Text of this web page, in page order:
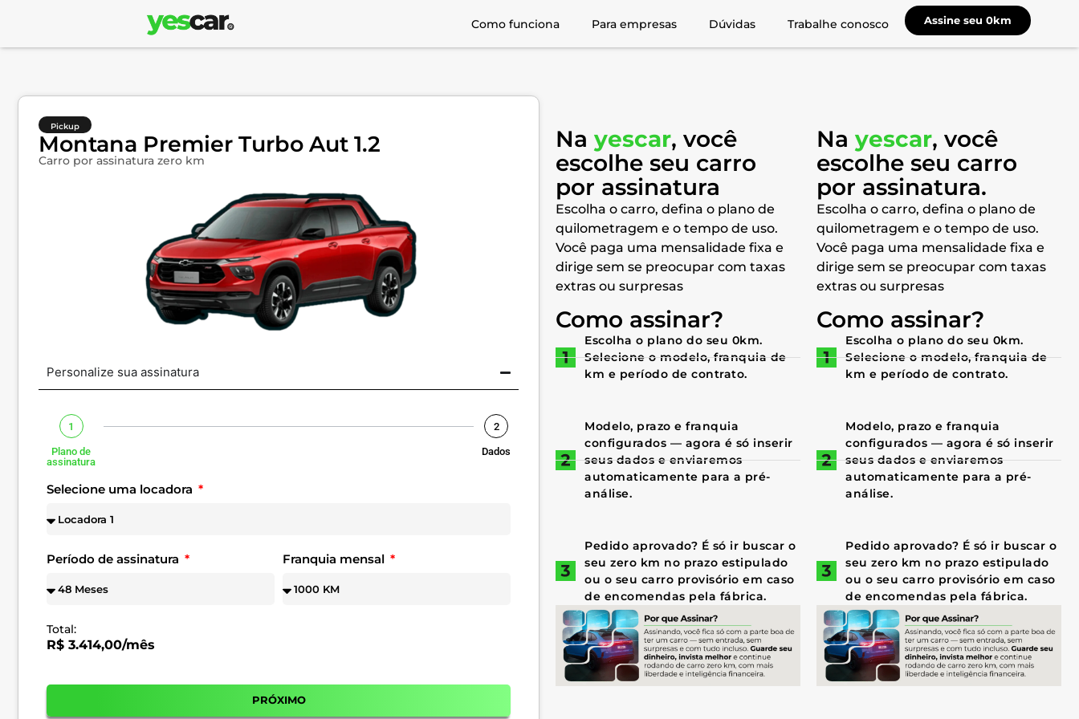
Como funciona Para empresas Dúvidas Trabalhe conosco Assine seu 0km
Pickup
Montana Premier Turbo Aut 1.2
Carro por assinatura zero km
Personalize sua assinatura
1
Plano de
assinatura
2
Dados
Selecione uma locadora
Período de assinatura Franquia mensal
Total:
R$ 3.414,00/mês
PRÓXIMO
Na yescar, você
escolhe seu carro
por assinatura
Escolha o carro, defina o plano de
quilometragem e o tempo de uso.
Você paga uma mensalidade fixa e
dirige sem se preocupar com taxas
extras ou surpresas
Como assinar?
Escolha o plano do seu 0km.
Selecione o modelo, franquia de
km e período de contrato.
Modelo, prazo e franquia
configurados — agora é só inserir
seus dados e enviaremos
automaticamente para a pré-
análise.
Pedido aprovado? É só ir buscar o
seu zero km no prazo estipulado
ou o seu carro provisório em caso
de encomendas pela fábrica.
Na yescar, você
escolhe seu carro
por assinatura.
Escolha o carro, defina o plano de
quilometragem e o tempo de uso.
Você paga uma mensalidade fixa e
dirige sem se preocupar com taxas
extras ou surpresas
Como assinar?
Escolha o plano do seu 0km.
Selecione o modelo, franquia de
km e período de contrato.
Modelo, prazo e franquia
configurados — agora é só inserir
seus dados e enviaremos
automaticamente para a pré-
análise.
Pedido aprovado? É só ir buscar o
seu zero km no prazo estipulado
ou o seu carro provisório em caso
de encomendas pela fábrica.